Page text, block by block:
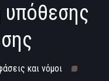
και νόμοι